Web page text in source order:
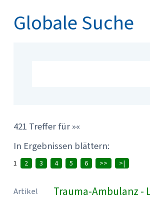
Globale Suche
421 Treffer für »«
In Ergebnissen blättern:
1 2 3 4 5 6 >> >|
Artikel Trauma-Ambulanz -